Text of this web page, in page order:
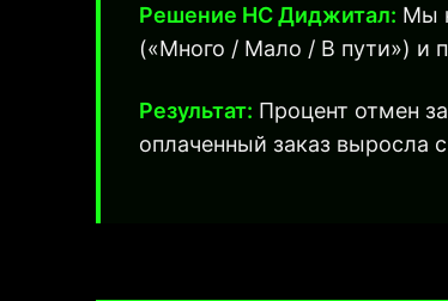
Решение НС Диджитал: Мы
(«Много / Мало / В пути») и
Результат: Процент отмен
оплаченный заказ выросла